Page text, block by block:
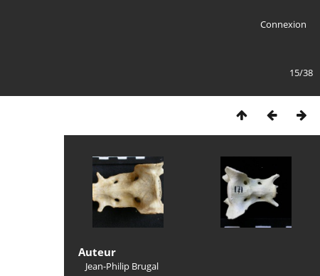
Connexion
15/38
Auteur
Jean-Philip Brugal